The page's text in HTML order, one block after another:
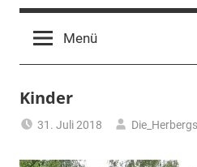
Menü
Kinder
31. Juli 2018